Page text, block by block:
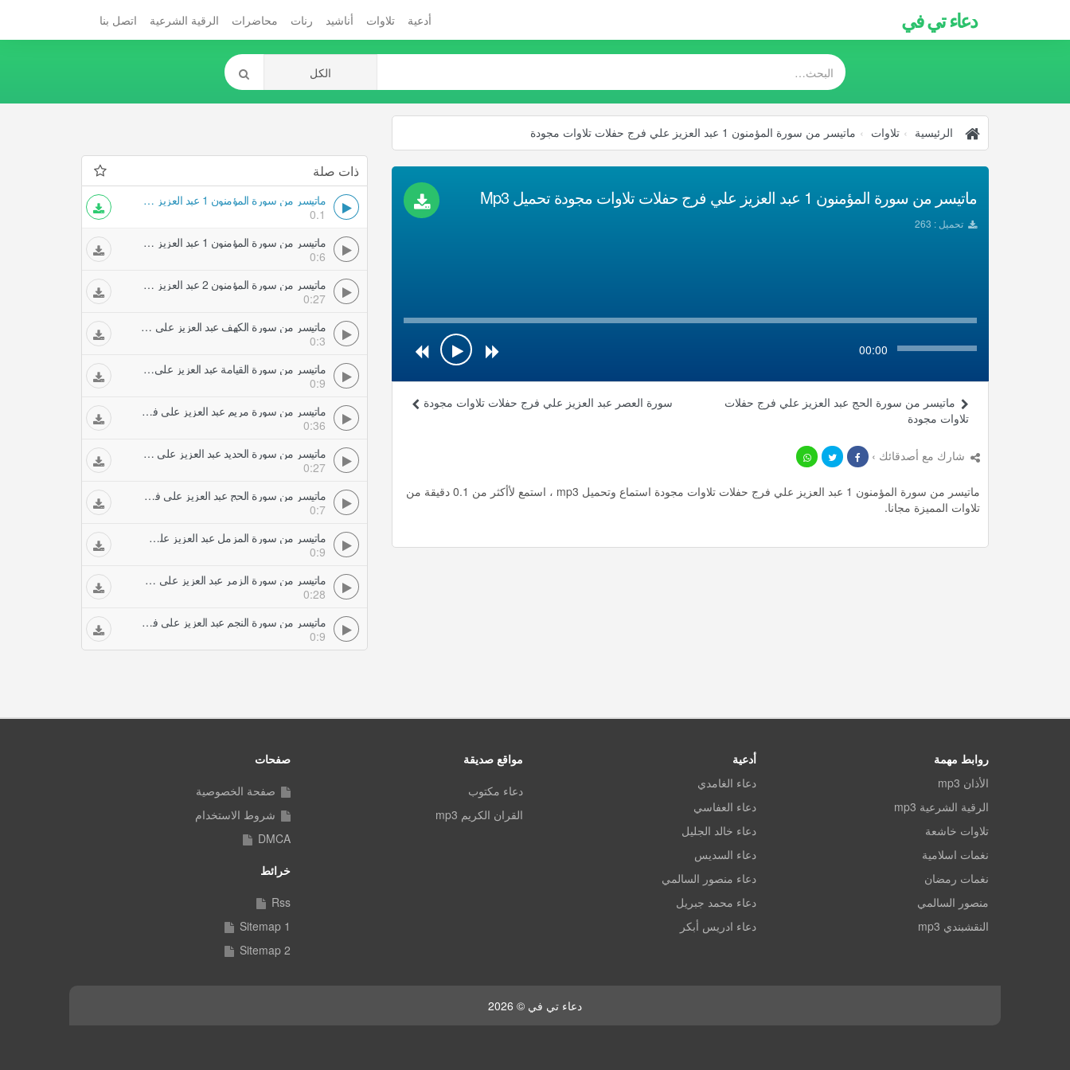
دعاء تي في أدعية تلاوات أناشيد رنات محاضرات الرقية الشرعية اتصل بنا
الرئيسية تلاوات ماتيسر من سورة المؤمنون 1 عبد العزيز علي فرج حفلات تلاوات مجودة
ماتيسر من سورة المؤمنون 1 عبد العزيز علي فرج حفلات تلاوات مجودة تحميل Mp3
تحميل : 263
00:00
سورة العصر عبد العزيز علي فرج حفلات تلاوات مجودة
ماتيسر من سورة الحج عبد العزيز علي فرج حفلات
تلاوات مجودة
شارك مع أصدقائك ›
ماتيسر من سورة المؤمنون 1 عبد العزيز علي فرج حفلات تلاوات مجودة استماع وتحميل mp3 ، استمع لأأكثر من 0.1 دقيقة من
تلاوات المميزة مجانا.
ذات صلة
ماتيسر من سورة المؤمنون 1 عبد العزيز علي فرج حفلات تلاوات مجودة
0.1
ماتيسر من سورة المؤمنون 1 عبد العزيز علي فرج حفلات تلاوات مجودة
0:6
ماتيسر من سورة المؤمنون 2 عبد العزيز علي فرج حفلات تلاوات مجودة
0:27
ماتيسر من سورة الكهف عبد العزيز علي فرج حفلات تلاوات مجودة
0:3
ماتيسر من سورة القيامة عبد العزيز علي فرج حفلات تلاوات مجودة
0:9
ماتيسر من سورة مريم عبد العزيز علي فرج حفلات تلاوات مجودة
0:36
ماتيسر من سورة الحديد عبد العزيز علي فرج حفلات تلاوات مجودة
0:27
ماتيسر من سورة الحج عبد العزيز علي فرج حفلات تلاوات مجودة
0:7
ماتيسر من سورة المزمل عبد العزيز علي فرج حفلات تلاوات مجودة
0:9
ماتيسر من سورة الزمر عبد العزيز علي فرج حفلات تلاوات مجودة
0:28
ماتيسر من سورة النجم عبد العزيز علي فرج حفلات تلاوات مجودة
0:9
روابط مهمة
الأذان mp3
الرقية الشرعية mp3
تلاوات خاشعة
نغمات اسلامية
نغمات رمضان
منصور السالمي
النقشبندي mp3
أدعية
دعاء الغامدي
دعاء العفاسي
دعاء خالد الجليل
دعاء السديس
دعاء منصور السالمي
دعاء محمد جبريل
دعاء ادريس أبكر
مواقع صديقة
دعاء مكتوب
القران الكريم mp3
صفحات
صفحة الخصوصية
شروط الاستخدام
DMCA
خرائط
Rss
Sitemap 1
Sitemap 2
دعاء تي في © 2026